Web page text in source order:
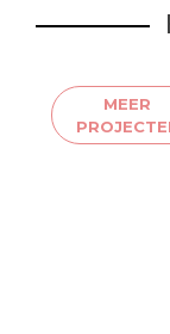
MEER